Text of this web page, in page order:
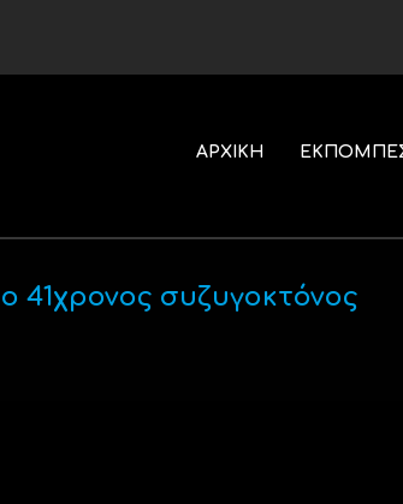
ΑΡΧΙΚΗ
41χρονος συζυγοκτόνος